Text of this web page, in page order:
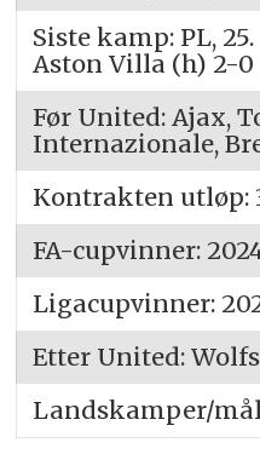
Siste kamp: PL,
Aston Villa (h) 2-
Før United: Ajax,
Internazionale,
Kontrakten utløp:
FA-cupvinner:
Ligacupvinner:
Etter United:
Landskamper/